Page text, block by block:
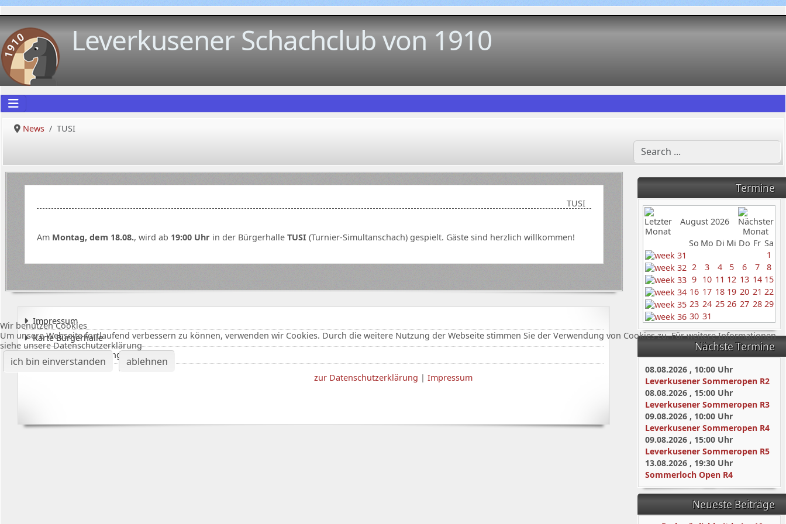
Leverkusener Schachclub von 1910
News TUSI
Termine
August 2026
So Mo Di Mi Do Fr Sa
1
2
3 4 5 6 7
8
9 10 11 12 13 14 15
16 17 18 19 20 21 22
23 24 25 26 27 28 29
30 31
Nächste Termine
08.08.2026, 10:00Uhr
Leverkusener Sommeropen R2
08.08.2026, 15:00Uhr
Leverkusener Sommeropen R3
09.08.2026, 10:00Uhr
Leverkusener Sommeropen R4
09.08.2026, 15:00Uhr
Leverkusener Sommeropen R5
13.08.2026, 19:30Uhr
Sommerloch Open R4
Neueste Beiträge
TUSI
Am Montag, dem 18.08., wird ab 19:00 Uhrin der Bürgerhalle TUSI(Turnier-Simultanschach) gespielt. Gäste sind herzlich willkommen!
Impressum
Karte Bürgerhalle
Datenschutzerklärung
Wir benutzen Cookies
Um unsere Webseite fortlaufend verbessern zu können, verwenden wir Cookies. Durch die weitere Nutzung der Webseite stimmen Sie der Verwendung von Cookies zu. Für weitere Informationen
siehe unsere Datenschutzerklärung
ich bin einverstanden ablehnen
zur Datenschutzerklärung | Impressum